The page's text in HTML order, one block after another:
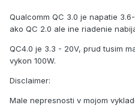
nabíjení 5 V? Nemusí to
Qualcomm QC 3.0 je napatie
ako QC 2.0 ale ine riadenie
QC4.0 je 3.3 - 20V, prud tusim
vykon 100W.
Disclaimer:
Male nepresnosti v mojom